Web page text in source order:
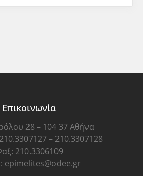
Επικοινωνία
28 – 104 37 Αθήνα
– 210.3307128
210.3306109
epimelites@odee.gr